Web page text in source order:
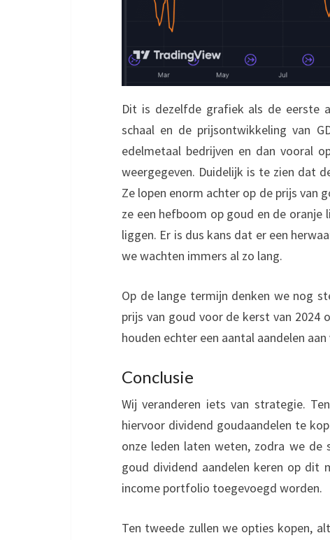
Dit is dezelfde grafiek als de eerste
schaal en de prijsontwikkeling van
edelmetaal bedrijven en dan vooral
weergegeven. Duidelijk is te zien dat
Ze lopen enorm achter op de prijs van
ze een hefboom op goud en de
liggen. Er is dus kans dat er een
we wachten immers al zo lang.
Op de lange termijn denken we nog
prijs van goud voor de kerst van 2024
houden echter een aantal aandelen
Conclusie
Wij veranderen iets van strategie.
hiervoor dividend goudaandelen te
onze leden laten weten, zodra we de
goud dividend aandelen keren op dit
income portfolio toegevoegd worden.
Ten tweede zullen we opties kopen,